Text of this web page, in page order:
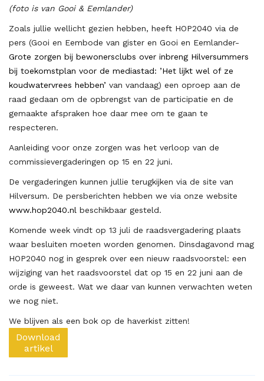
(foto is van Gooi & Eemlander)
Zoals jullie wellicht gezien hebben, heeft HOP2040 via de
pers (Gooi en Eembode van gister en Gooi en Eemlander-
Grote zorgen bij bewonersclubs over inbreng Hilversummers
bij toekomstplan voor de mediastad: ’Het lijkt wel of ze
koudwatervrees hebben’ van vandaag) een oproep aan de
raad gedaan om de opbrengst van de participatie en de
gemaakte afspraken hoe daar mee om te gaan te
respecteren.
Aanleiding voor onze zorgen was het verloop van de
commissievergaderingen op 15 en 22 juni.
De vergaderingen kunnen jullie terugkijken via de site van
Hilversum. De persberichten hebben we via onze website
www.hop2040.nl beschikbaar gesteld.
Komende week vindt op 13 juli de raadsvergadering plaats
waar besluiten moeten worden genomen. Dinsdagavond mag
HOP2040 nog in gesprek over een nieuw raadsvoorstel: een
wijziging van het raadsvoorstel dat op 15 en 22 juni aan de
orde is geweest. Wat we daar van kunnen verwachten weten
we nog niet.
We blijven als een bok op de haverkist zitten!
Download
artikel